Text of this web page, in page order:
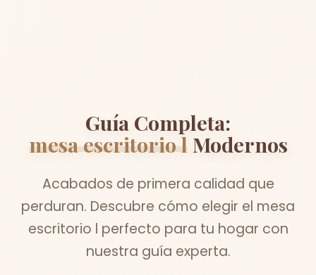
Guía Completa:
mesa escritorio lModernos
Acabados de primera calidad que
perduran. Descubre cómo elegir el mesa
escritorio l perfecto para tu hogar con
nuestra guía experta.